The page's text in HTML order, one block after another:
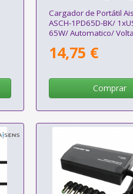
Cargador de Portátil
ASCH-1PD65D-BK/
65W/ Automatico/
14,75 €
Comprar